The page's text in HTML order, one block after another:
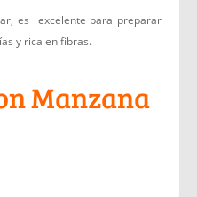
es excelente para preparar
y rica en fibras.
Manzana